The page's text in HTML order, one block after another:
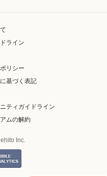
ライン
リシー
基づく表記
ティガイドライン
ムの解約
Inc.